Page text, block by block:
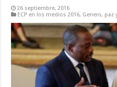
26 septiembre, 2016
ECP en los medios 2016, Genero, paz